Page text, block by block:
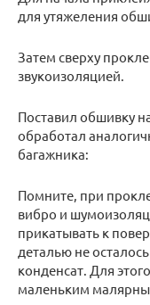
для утяжеления
Затем сверху
звукоизоляцией.
Поставил обшивку
обработал
багажника:
Помните, при
вибро и
прикатывать к
деталью не
конденсат. Для
маленьким